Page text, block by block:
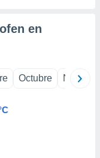
en
Octubre